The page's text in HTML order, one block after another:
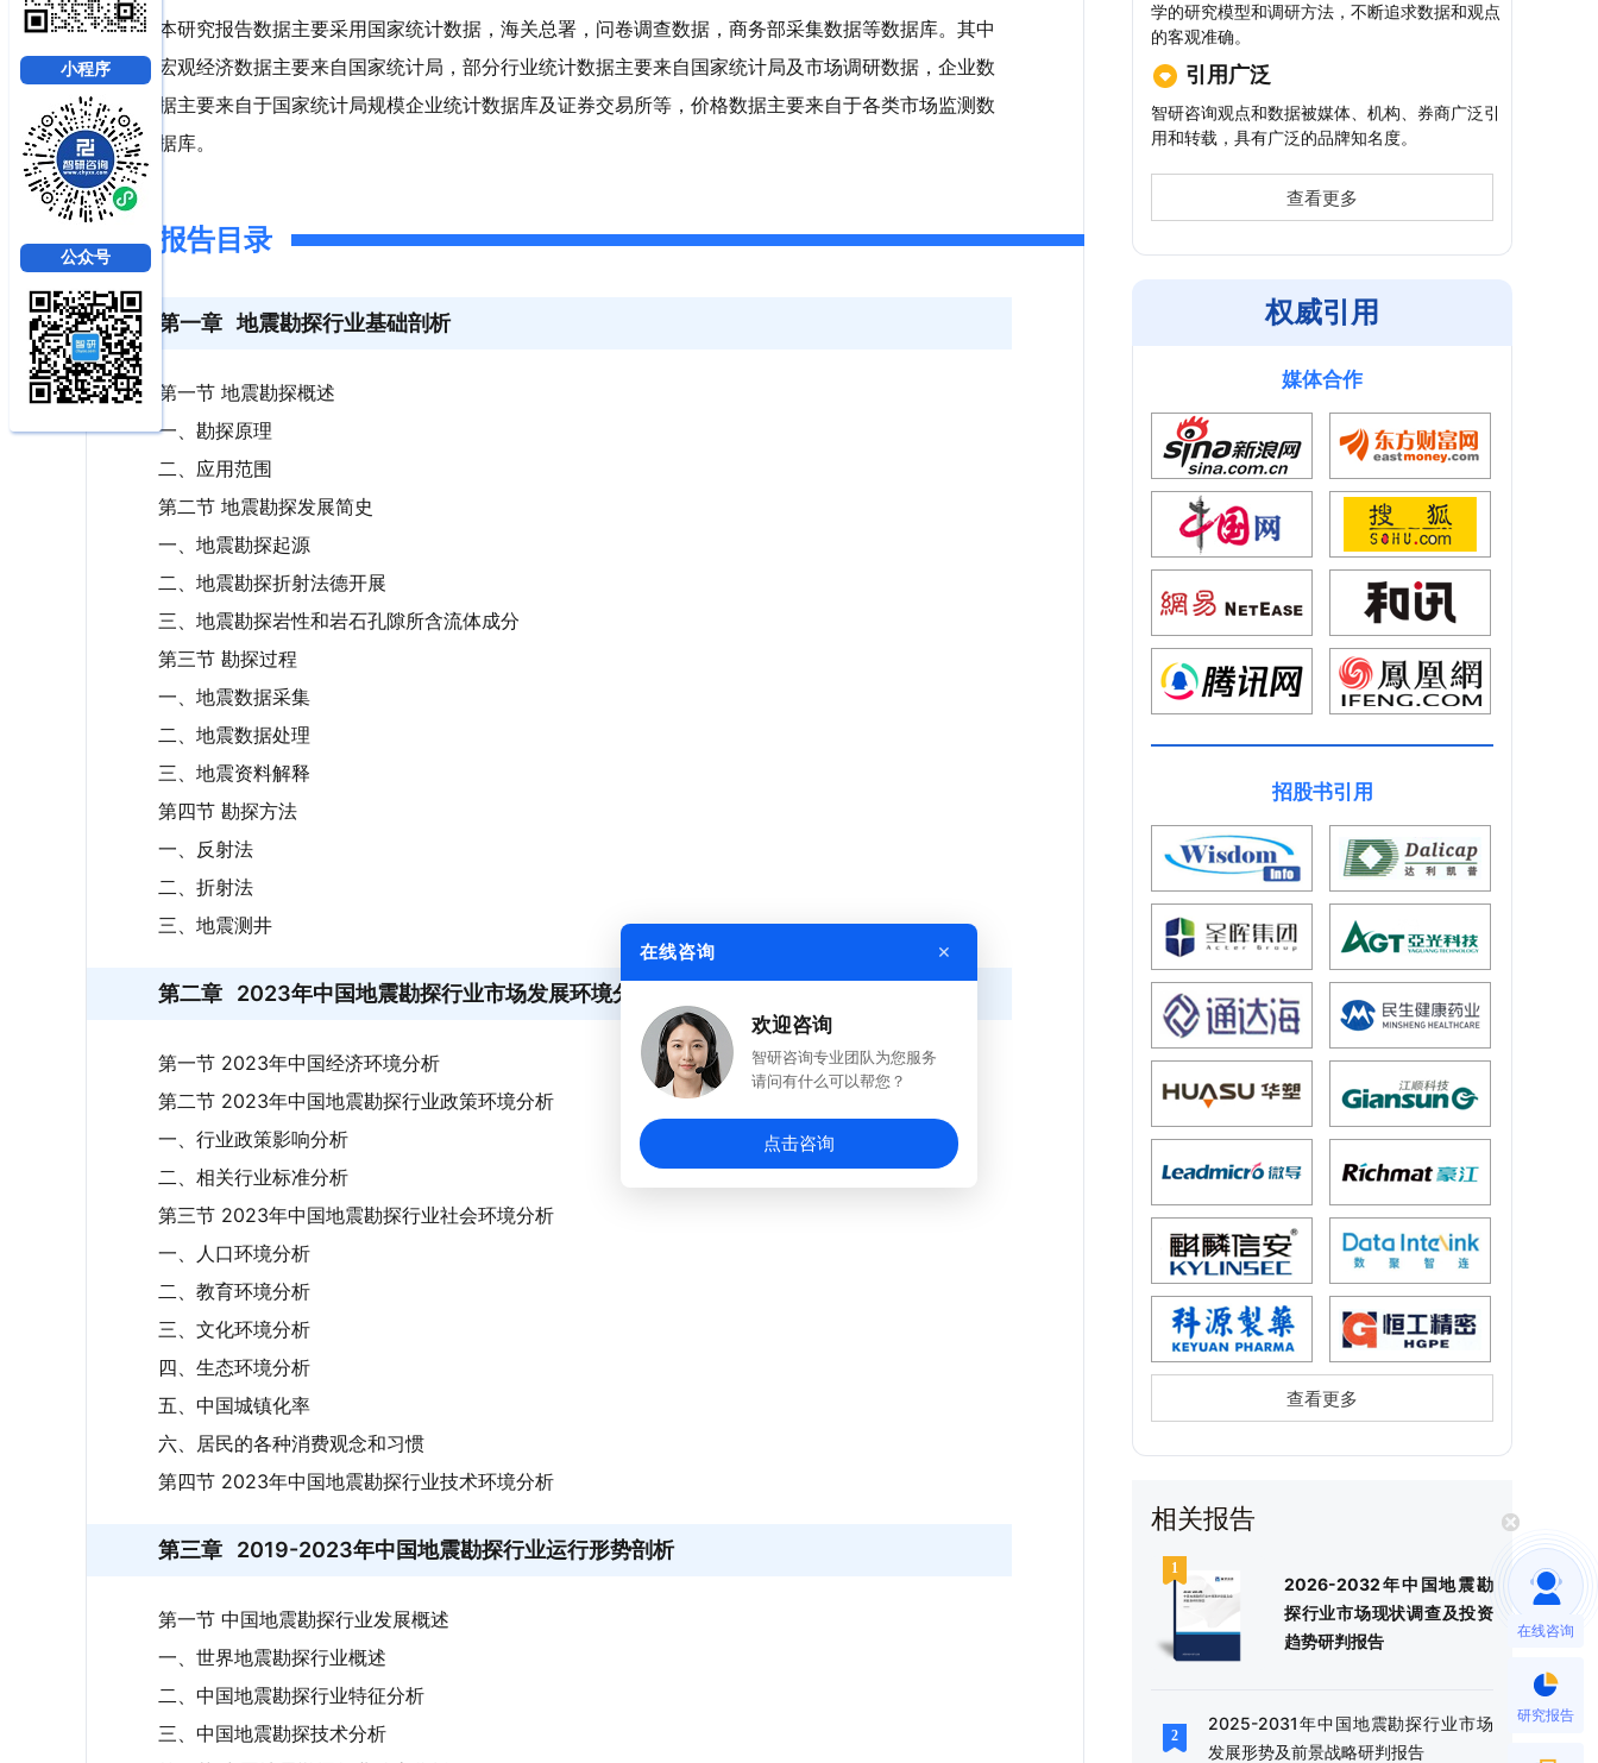
本研究报告数据主要采用国家统计数据，海关总署，问卷调查数据，商务部采集数据等数据库。其中
宏观经济数据主要来自国家统计局，部分行业统计数据主要来自国家统计局及市场调研数据，企业数
据主要来自于国家统计局规模企业统计数据库及证券交易所等，价格数据主要来自于各类市场监测数
据库。
报告目录
第一章 地震勘探行业基础剖析
第一节 地震勘探概述
一、勘探原理
二、应用范围
第二节 地震勘探发展简史
一、地震勘探起源
二、地震勘探折射法德开展
三、地震勘探岩性和岩石孔隙所含流体成分
第三节 勘探过程
一、地震数据采集
二、地震数据处理
三、地震资料解释
第四节 勘探方法
一、反射法
二、折射法
三、地震测井
第二章 2023年中国地震勘探行业市场发展环境分析
第一节 2023年中国经济环境分析
第二节 2023年中国地震勘探行业政策环境分析
一、行业政策影响分析
二、相关行业标准分析
第三节 2023年中国地震勘探行业社会环境分析
一、人口环境分析
二、教育环境分析
三、文化环境分析
四、生态环境分析
五、中国城镇化率
六、居民的各种消费观念和习惯
第四节 2023年中国地震勘探行业技术环境分析
第三章 2019-2023年中国地震勘探行业运行形势剖析
第一节 中国地震勘探行业发展概述
一、世界地震勘探行业概述
二、中国地震勘探行业特征分析
三、中国地震勘探技术分析
学的研究模型和调研方法，不断追求数据和观点
的客观准确。
引用广泛
智研咨询观点和数据被媒体、机构、券商广泛引
用和转载，具有广泛的品牌知名度。
查看更多
权威引用
媒体合作
招股书引用
查看更多
相关报告
2026-2032年中国地震勘
探行业市场现状调查及投资
趋势研判报告
2025-2031年中国地震勘探行业市场
发展形势及前景战略研判报告
在线咨询
研究报告
在线咨询 ×
欢迎咨询
智研咨询专业团队为您服务
请问有什么可以帮您？
点击咨询
小程序
公众号